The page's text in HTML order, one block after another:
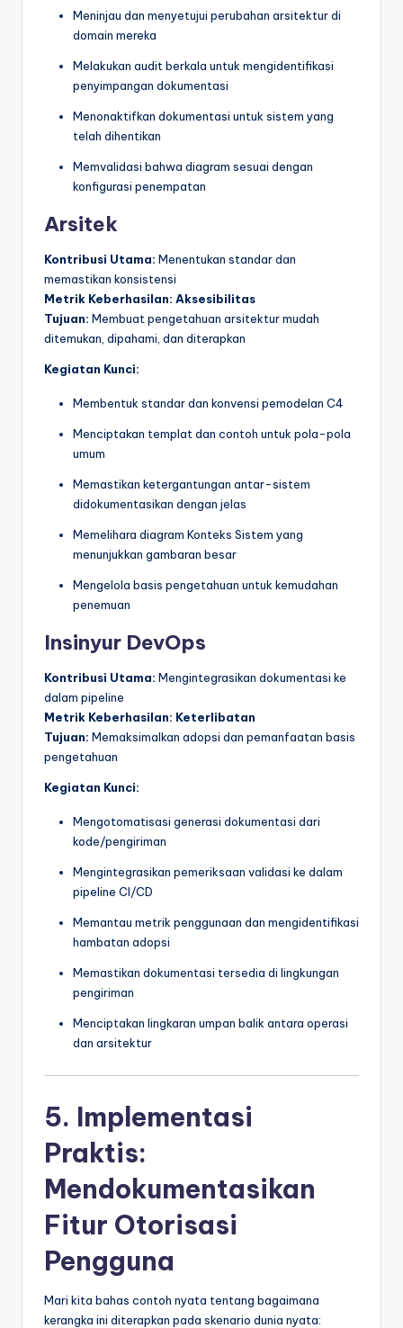
Meninjau dan menyetujui perubahan arsitektur di
domain mereka
Melakukan audit berkala untuk mengidentifikasi
penyimpangan dokumentasi
Menonaktifkan dokumentasi untuk sistem yang
telah dihentikan
Memvalidasi bahwa diagram sesuai dengan
konfigurasi penempatan
Arsitek
Kontribusi Utama: Menentukan standar dan
memastikan konsistensi
Metrik Keberhasilan: Aksesibilitas
Tujuan: Membuat pengetahuan arsitektur mudah
ditemukan, dipahami, dan diterapkan
Kegiatan Kunci:
Membentuk standar dan konvensi pemodelan C4
Menciptakan templat dan contoh untuk pola-pola
umum
Memastikan ketergantungan antar-sistem
didokumentasikan dengan jelas
Memelihara diagram Konteks Sistem yang
menunjukkan gambaran besar
Mengelola basis pengetahuan untuk kemudahan
penemuan
Insinyur DevOps
Kontribusi Utama: Mengintegrasikan dokumentasi ke
dalam pipeline
Metrik Keberhasilan: Keterlibatan
Tujuan: Memaksimalkan adopsi dan pemanfaatan basis
pengetahuan
Kegiatan Kunci:
Mengotomatisasi generasi dokumentasi dari
kode/pengiriman
Mengintegrasikan pemeriksaan validasi ke dalam
pipeline CI/CD
Memantau metrik penggunaan dan mengidentifikasi
hambatan adopsi
Memastikan dokumentasi tersedia di lingkungan
pengiriman
Menciptakan lingkaran umpan balik antara operasi
dan arsitektur
5. Implementasi
Praktis:
Mendokumentasikan
Fitur Otorisasi
Pengguna
Mari kita bahas contoh nyata tentang bagaimana
kerangka ini diterapkan pada skenario dunia nyata: